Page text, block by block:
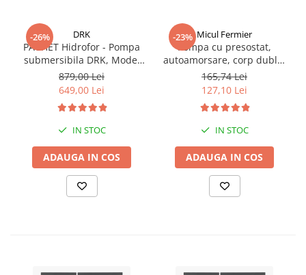
-26% DRK
PACHET Hidrofor - Pompa
submersibila DRK, Model
4STM4-8, putere 1.8 kW,
debit 5m3/h, 8 turbine +
Presostat electronic DRK,
Model PC-58, 1kW, 220 V, 10
Bar
879,00 Lei
649,00 Lei
IN STOC
ADAUGA IN COS
-23% Micul Fermier
Pompa cu presostat,
autoamorsare, corp dublu,
12V, 8 litri / minut, 110PSI,
7.5 bari Pandora
165,74 Lei
127,10 Lei
IN STOC
ADAUGA IN COS